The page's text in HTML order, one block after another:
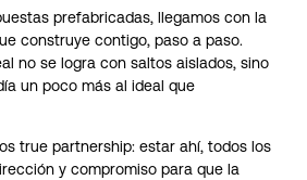
prefabricadas, llegamos con la
construye contigo, paso a paso.
no se logra con saltos aislados, sino
un poco más al ideal que
true partnership: estar ahí, todos los
y compromiso para que la